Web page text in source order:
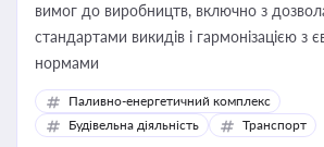
вимог до виробництв, включно з
стандартами викидів і гармонізацією з
нормами
Паливно-енергетичний комплекс
Будівельна діяльність
Транспорт